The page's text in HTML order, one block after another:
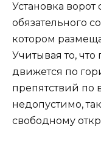
Установка ворот
обязательного
котором
Учитывая то,
движется по
препятствий по
недопустимо,
свободному